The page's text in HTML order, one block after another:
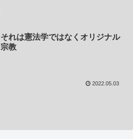
それは憲法学ではなくオリジナル
宗教
2022.05.03